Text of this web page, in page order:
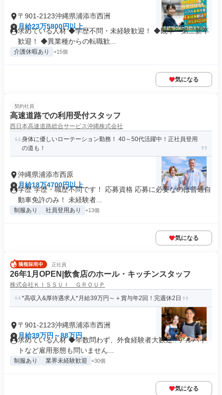
〒901-2123沖縄県浦添市西洲
月給23万5800円以上
求めている人材 ◆学歴不問・未経験歓迎！ ◆既卒・第二新卒
歓迎！ ◆異業種からの転職歓...
介護休暇あり +15個
気になる
契約社員
高速道路での利用受付スタッフ
西日本高速道路総合サービス沖縄株式会社
身体に優しいローテーション勤務！ 40～50代活躍中！正社員登用
の道も！
沖縄県浦添市西原
月給18万4700円以上
学歴 学歴・職歴不問です！ 応募資格 応募に必要なのは普通自
動車免許のみ！ 未経験者...
制服あり 社員登用あり +13個
気になる
正社員
26年1月OPEN|飲食店のホール・キッチンスタッフ
株式会社ＫＩＳＳＵＩ ＧＲＯＵＰ
*高収入&厚待遇求人*月給39万円～＋賞与年2回！完週休2日
〒901-2123沖縄県浦添市西洲
月給39万円～88万円
求めている人材 ◆年数問わず、外食経験者大歓迎!! アルバイ
トなど雇用形態も問いません...
制服あり 業界未経験歓迎 +30個
気になる